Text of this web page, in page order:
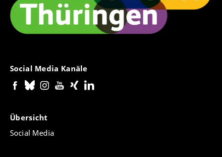
Social Media Kanäle
Übersicht
Social Media